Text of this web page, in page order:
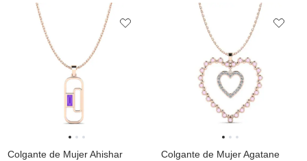
Colgante de Mujer Ahishar Colgante de Mujer Agatane